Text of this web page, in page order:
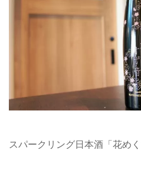
スパークリング日本酒「花めく